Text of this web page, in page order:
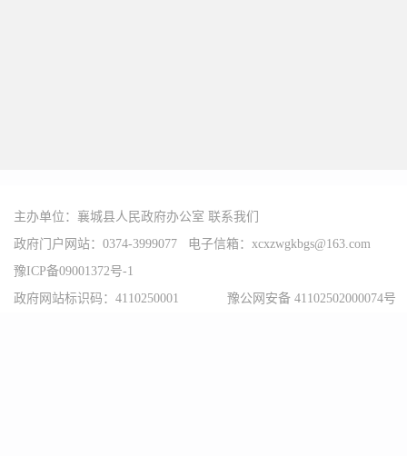
主办单位：襄城县人民政府办公室 联系我们
政府门户网站：0374-3999077 电子信箱：xcxzwgkbgs@163.com
豫ICP备09001372号-1
政府网站标识码：4110250001
豫公网安备 41102502000074号